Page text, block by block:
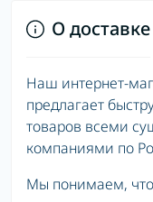
О доставке
Наш интернет-
предлагает
товаров всеми
компаниями по
Мы понимаем, что